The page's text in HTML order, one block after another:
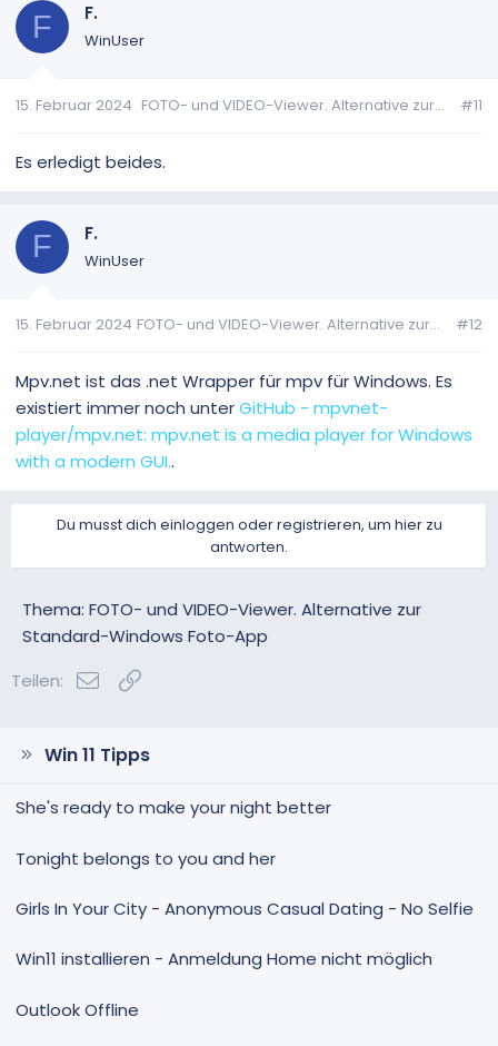
F F.
WinUser
15. Februar 2024 FOTO- und VIDEO-Viewer. Alternative zur... #11
Es erledigt beides.
F F.
WinUser
15. Februar 2024 FOTO- und VIDEO-Viewer. Alternative zur... #12
Mpv.net ist das .net Wrapper für mpv für Windows. Es
existiert immer noch unterGitHub - mpvnet-
player/mpv.net: mpv.net is a media player for Windows
with a modern GUI..
Du musst dich einloggen oder registrieren, um hier zu
antworten.
Thema: FOTO- und VIDEO-Viewer. Alternative zur
Standard-Windows Foto-App
Teilen:
E-Mail
Win 11 Tipps
She's ready to make your night better
Tonight belongs to you and her
Girls In Your City - Anonymous Casual Dating - No Selfie
Win11 installieren - Anmeldung Home nicht möglich
Outlook Offline